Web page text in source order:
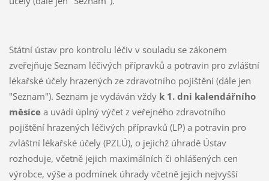
Státní ústav pro kontrolu léčiv v souladu se zákonem
zveřejňuje Seznam léčivých přípravků a potravin pro zvláštní
lékařské účely hrazených ze zdravotního pojištění (dále jen
"Seznam"). Seznam je vydáván vždy k 1. dni kalendářního
měsícea uvádí úplný výčet z veřejného zdravotního
pojištění hrazených léčivých přípravků (LP) a potravin pro
zvláštní lékařské účely (PZLÚ), o jejichž úhradě Ústav
rozhoduje, včetně jejich maximálních či ohlášených cen
výrobce, výše a podmínek úhrady včetně jejich nejvyšší